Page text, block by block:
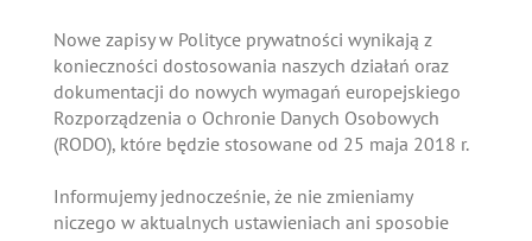
Nowe zapisy w Polityce prywatności wynikają z
konieczności dostosowania naszych działań oraz
dokumentacji do nowych wymagań europejskiego
Rozporządzenia o Ochronie Danych Osobowych
(RODO), które będzie stosowane od 25 maja 2018 r.
Informujemy jednocześnie, że nie zmieniamy
niczego w aktualnych ustawieniach ani sposobie